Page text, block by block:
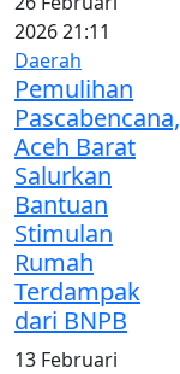
2026 21:11
Daerah
Pemulihan
Pascabencana,
Aceh Barat
Salurkan
Bantuan
Stimulan
Rumah
Terdampak
dari BNPB
13 Februari